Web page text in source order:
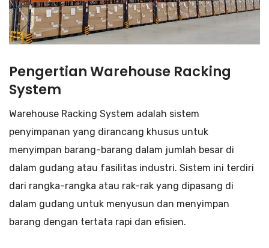
Pengertian Warehouse Racking
System
Warehouse Racking System adalah sistem
penyimpanan yang dirancang khusus untuk
menyimpan barang-barang dalam jumlah besar di
dalam gudang atau fasilitas industri. Sistem ini terdiri
dari rangka-rangka atau rak-rak yang dipasang di
dalam gudang untuk menyusun dan menyimpan
barang dengan tertata rapi dan efisien.